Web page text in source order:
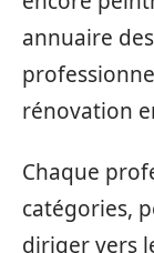
annuaire
rénovation
Chaque
catégories,
diriger vers